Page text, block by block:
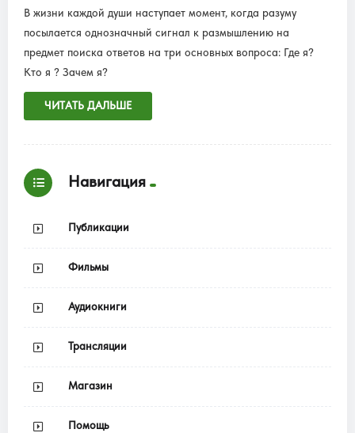
В жизни каждой души наступает момент, когда разуму
посылается однозначный сигнал к размышлению на
предмет поиска ответов на три основных вопроса: Где я?
Кто я ? Зачем я?
ЧИТАТЬ ДАЛЬШЕ
Навигация
Публикации
Фильмы
Аудиокниги
Трансляции
Магазин
Помощь